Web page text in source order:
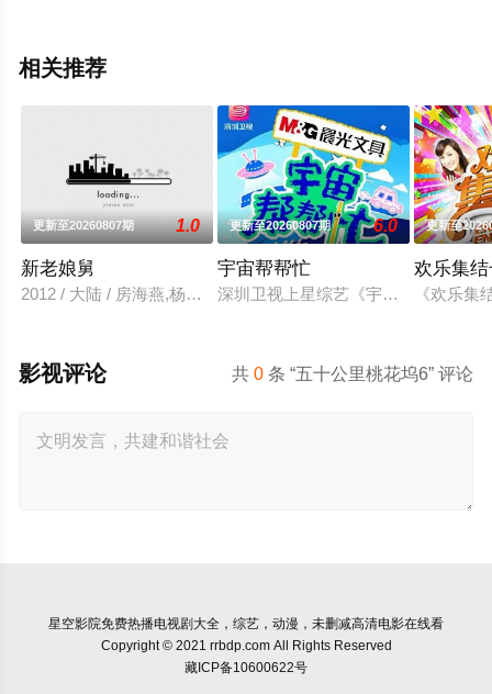
相关推荐
更新至20260807期 1.0
新老娘舅
2012 / 大陆 / 房海燕,杨蕾,柏万青,尹庆一
更新至20260807期 6.0
宇宙帮帮忙
深圳卫视上星综艺《宇宙帮帮忙》是
更新至
欢乐集
《欢乐
共0 条 “五十公里桃花坞6” 评论
影视评论
星空影院免费热播电视剧大全，综艺，动漫，未删减高清电影在线看
Copyright © 2021 rrbdp.com All Rights Reserved
藏ICP备10600622号